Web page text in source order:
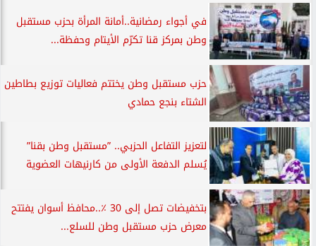
في أجواء رمضانية..أمانة المرأة بحزب مستقبل
وطن بمركز قنا تكرّم الأيتام وحفظة...
حزب مستقبل وطن يختتم فعاليات توزيع بطاطين
الشتاء بنجع حمادي
لتعزيز التفاعل الحزبي.. ”مستقبل وطن بقنا”
يُسلم الدفعة الأولى من كارنيهات العضوية
بتخفيضات تصل إلى 30 ٪..محافظ أسوان يفتتح
معرض حزب مستقبل وطن للسلع...